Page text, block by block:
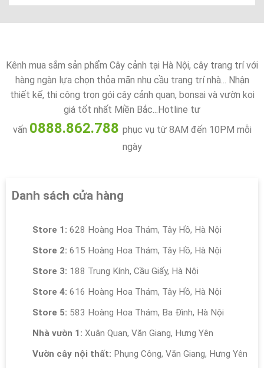
Kênh mua sắm sản phẩm Cây cảnh tại Hà Nội, cây trang trí với
hàng ngàn lựa chọn thỏa mãn nhu cầu trang trí nhà... Nhận
thiết kế, thi công trọn gói cây cảnh quan, bonsai và vườn koi
giá tốt nhất Miền Bắc...Hotline tư
vấn 0888.862.788 phục vụ từ 8AM đến 10PM mỗi
ngày
Danh sách cửa hàng
Store 1: 628 Hoàng Hoa Thám, Tây Hồ, Hà Nội
Store 2: 615 Hoàng Hoa Thám, Tây Hồ, Hà Nội
Store 3: 188 Trung Kính, Cầu Giấy, Hà Nội
Store 4: 616 Hoàng Hoa Thám, Tây Hồ, Hà Nội
Store 5: 583 Hoàng Hoa Thám, Ba Đình, Hà Nội
Nhà vườn 1: Xuân Quan, Văn Giang, Hưng Yên
Vườn cây nội thất: Phụng Công, Văn Giang, Hưng Yên